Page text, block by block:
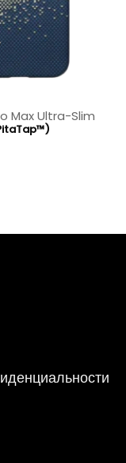
Max Ultra-Slim